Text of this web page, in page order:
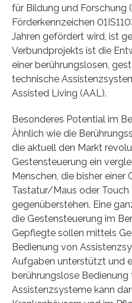
für Bildung und Forschung
Förderkennzeichen
Jahren gefördert wird, ist
Verbundprojekts ist die
einer berührungslosen,
technische
Assisted Living (AAL).
Besonderes Potential im
Ähnlich wie die
die aktuell den Markt
Gestensteuerung ein
Menschen, die bisher
Tastatur/Maus oder Touch
gegenüberstehen. Eine
die Gestensteuerung im
Gepflegte sollen mittels
Bedienung von
Aufgaben unterstützt und
berührungslose Bedienung
Assistenzsysteme kann